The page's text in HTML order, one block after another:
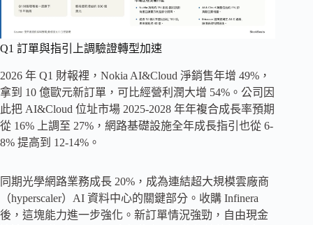
Q1 訂單與指引上調驗證轉型加速
2026 年 Q1 財報裡，Nokia AI&Cloud 淨銷售年增 49%，
拿到 10 億歐元新訂單，可比經營利潤大增 54%。公司因
此把 AI&Cloud 位址市場 2025-2028 年年複合成長率預期
從 16% 上調至 27%，網路基礎設施全年成長指引也從 6-
8% 提高到 12-14%。
同期光學網路業務成長 20%，成為連結超大規模雲廠商
（hyperscaler）AI 資料中心的關鍵部分。收購 Infinera
後，這塊能力進一步強化。新訂單情況強勁，自由現金